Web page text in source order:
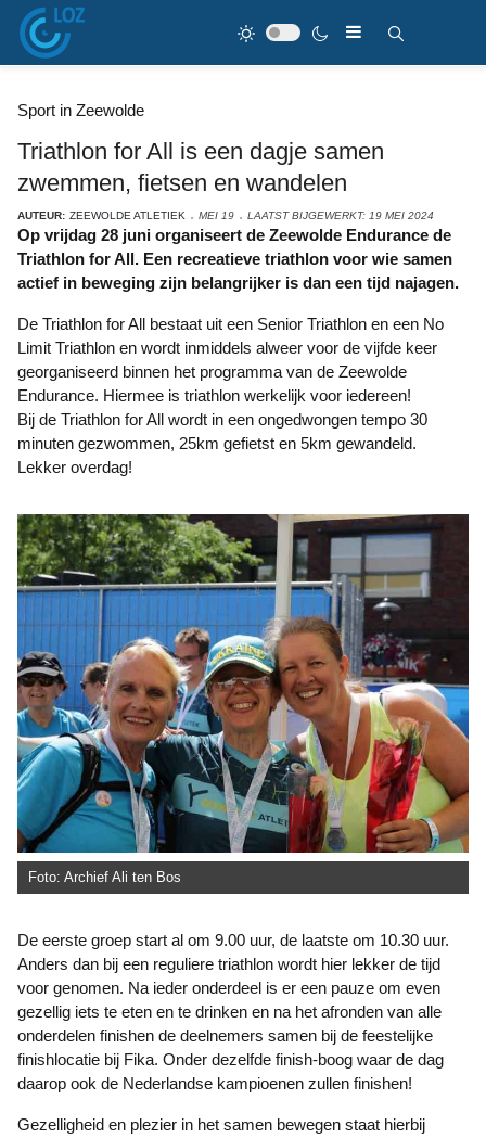
Sport in Zeewolde
Triathlon for All is een dagje samen
zwemmen, fietsen en wandelen
AUTEUR: ZEEWOLDE ATLETIEK MEI 19 LAATST BIJGEWERKT: 19 MEI 2024
Op vrijdag 28 juni organiseert de Zeewolde Endurance de
Triathlon for All. Een recreatieve triathlon voor wie samen
actief in beweging zijn belangrijker is dan een tijd najagen.
De Triathlon for All bestaat uit een Senior Triathlon en een No
Limit Triathlon en wordt inmiddels alweer voor de vijfde keer
georganiseerd binnen het programma van de Zeewolde
Endurance. Hiermee is triathlon werkelijk voor iedereen!
Bij de Triathlon for All wordt in een ongedwongen tempo 30
minuten gezwommen, 25km gefietst en 5km gewandeld.
Lekker overdag!
Foto: Archief Ali ten Bos
De eerste groep start al om 9.00 uur, de laatste om 10.30 uur.
Anders dan bij een reguliere triathlon wordt hier lekker de tijd
voor genomen. Na ieder onderdeel is er een pauze om even
gezellig iets te eten en te drinken en na het afronden van alle
onderdelen finishen de deelnemers samen bij de feestelijke
finishlocatie bij Fika. Onder dezelfde finish-boog waar de dag
daarop ook de Nederlandse kampioenen zullen finishen!
Gezelligheid en plezier in het samen bewegen staat hierbij